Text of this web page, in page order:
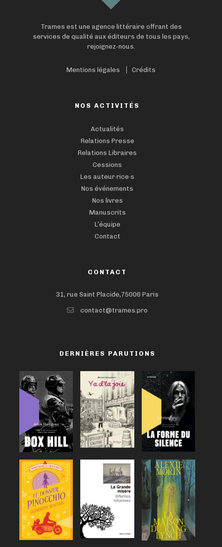
Trames est une agence littéraire offrant des
services de qualité aux éditeurs de tous les pays,
rejoignez-nous.
Mentions légales Crédits
NOS ACTIVITÉS
Actualités
Relations Presse
Relations Libraires
Cessions
Les auteur·rice·s
Nos événements
Nos livres
Manuscrits
L’équipe
Contact
CONTACT
31, rue Saint Placide,75006 Paris
contact@trames.pro
DERNIÈRES PARUTIONS